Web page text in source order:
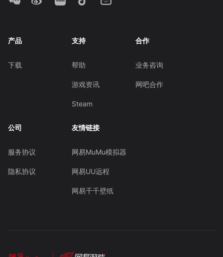
产品
下载
支持
帮助
游戏资讯
Steam
合作
业务咨询
网吧合作
公司
服务协议
隐私协议
友情链接
网易MuMu模拟器
网易UU远程
网易千千壁纸